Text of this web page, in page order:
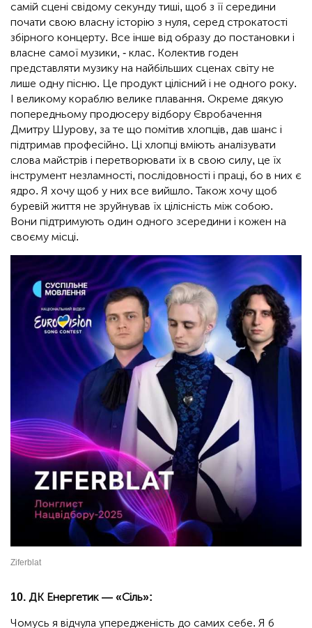
самій сцені свідому секунду тиші, щоб з її середини
почати свою власну історію з нуля, серед строкатості
збірного концерту. Все інше від образу до постановки і
власне самої музики, - клас. Колектив годен
представляти музику на найбільших сценах світу не
лише одну пісню. Це продукт цілісний і не одного року.
І великому кораблю велике плавання. Окреме дякую
попередньому продюсеру відбору Євробачення
Дмитру Шурову, за те що помітив хлопців, дав шанс і
підтримав професійно. Ці хлопці вміють аналізувати
слова майстрів і перетворювати їх в свою силу, це їх
інструмент незламності, послідовності і праці, бо в них є
ядро. Я хочу щоб у них все вийшло. Також хочу щоб
буревій життя не зруйнував їх цілісність між собою.
Вони підтримують один одного зсередини і кожен на
своєму місці.
Ziferblat
10. ДК Енергетик — «Сіль»:
Чомусь я відчула упередженість до самих себе. Я б